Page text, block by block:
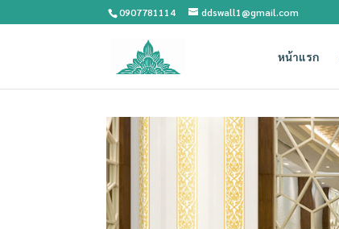
0907781114 ddswall1@gmail.com
หน้าแรก